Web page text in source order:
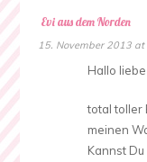
Evi aus dem Norden
15. November 2013
Hallo liebe
total toller
meinen
Kannst